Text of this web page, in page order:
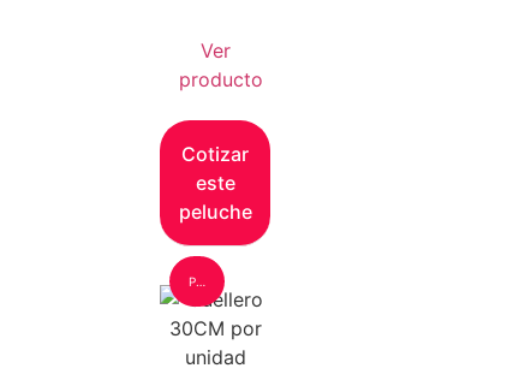
Ver
producto
Cotizar
este
peluche
Peluche: Grande